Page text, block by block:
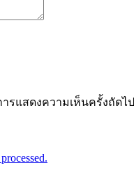
รแสดงความเห็นครั้งถัดไป